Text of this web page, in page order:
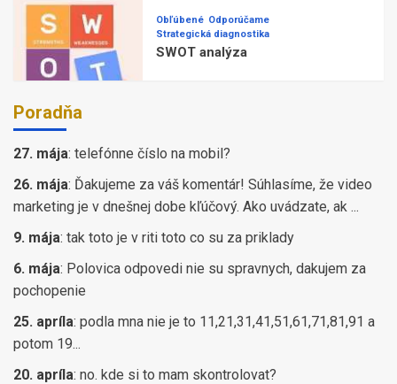
Obľúbené Odporúčame
Strategická diagnostika
SWOT analýza
Poradňa
27. mája: telefónne číslo na mobil?
26. mája: Ďakujeme za váš komentár! Súhlasíme, že video
marketing je v dnešnej dobe kľúčový. Ako uvádzate, ak ...
9. mája: tak toto je v riti toto co su za priklady
6. mája: Polovica odpovedi nie su spravnych, dakujem za
pochopenie
25. apríla: podla mna nie je to 11,21,31,41,51,61,71,81,91 a
potom 19...
20. apríla: no. kde si to mam skontrolovat?